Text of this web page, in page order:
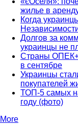
жилье в
Когда
Долгов за
украинцы не
Страны ОПЕК+
в сентябре
Украинцы
покупателей
ТОП-5 самых
году (фото)
More